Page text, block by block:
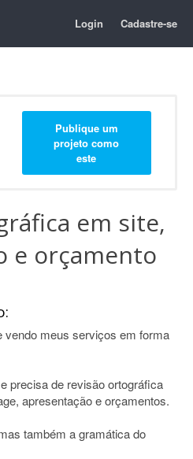
Login Cadastre-se
Publique um
projeto como
este
em site,
e orçamento
vendo meus serviços em forma
precisa de revisão ortográfica
apresentação e orçamentos.
também a gramática do